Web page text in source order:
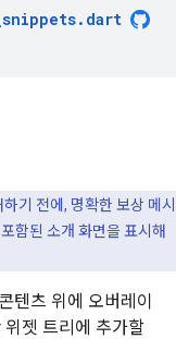
. dart
기 전에, 명확한 보상 메시
함된 소개 화면을 표시해
텐츠 위에 오버레이
젯 트리에 추가할